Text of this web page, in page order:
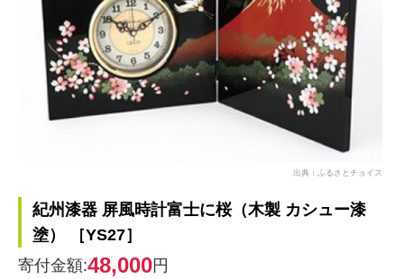
出典：ふるさとチョイス
紀州漆器 屏風時計富士に桜（木製 カシュー漆
塗） ［YS27］
寄付金額:48,000円